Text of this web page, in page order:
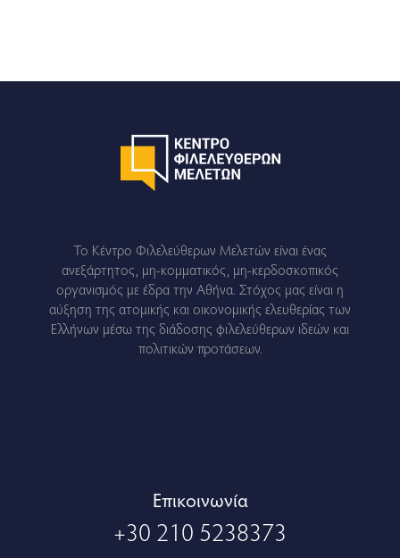
Το Κέντρο Φιλελεύθερων Μελετών είναι ένας
ανεξάρτητος, μη-κομματικός, μη-κερδοσκοπικός
οργανισμός με έδρα την Αθήνα. Στόχος μας είναι η
αύξηση της ατομικής και οικονομικής ελευθερίας των
Ελλήνων μέσω της διάδοσης φιλελεύθερων ιδεών και
πολιτικών προτάσεων.
Eπικοινωνία
+30 210 5238373